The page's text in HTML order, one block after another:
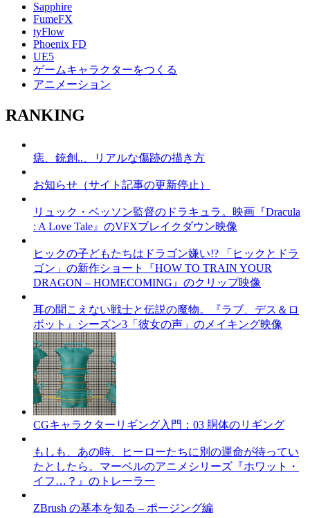
Sapphire
FumeFX
tyFlow
Phoenix FD
UE5
ゲームキャラクターをつくる
アニメーション
RANKING
痣、銃創..、リアルな傷跡の描き方
お知らせ（サイト記事の更新停止）
リュック・ベッソン監督のドラキュラ。映画『Dracula
: A Love Tale』のVFXブレイクダウン映像
ヒックの子どもたちはドラゴン嫌い!? 「ヒックとドラ
ゴン」の新作ショート『HOW TO TRAIN YOUR
DRAGON – HOMECOMING』のクリップ映像
耳の聞こえない戦士と伝説の魔物。『ラブ、デス＆ロ
ボット』シーズン3「彼女の声」のメイキング映像
CGキャラクターリギング入門：03 胴体のリギング
もしも、あの時、ヒーローたちに別の運命が待ってい
たとしたら。マーベルのアニメシリーズ『ホワット・
イフ…？』のトレーラー
ZBrush の基本を知る – ポージング編